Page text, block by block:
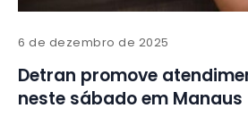
6 de dezembro de 2025
Detran promove
neste sábado em Manaus